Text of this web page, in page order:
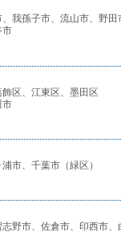
我孫子市、流山市、野田
区、江東区、墨田区
市、千葉市（緑区）
野市、佐倉市、印西市、